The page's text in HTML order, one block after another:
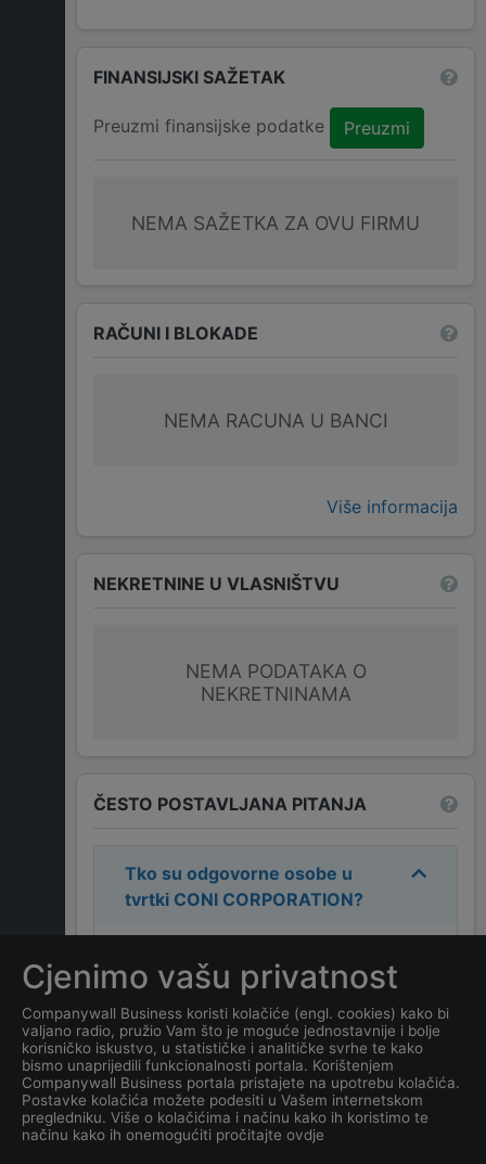
FINANSIJSKI SAŽETAK
Preuzmi finansijske podatke Preuzmi
NEMA SAŽETKA ZA OVU FIRMU
RAČUNI I BLOKADE
NEMA RACUNA U BANCI
Više informacija
NEKRETNINE U VLASNIŠTVU
NEMA PODATAKA O
NEKRETNINAMA
ČESTO POSTAVLJANA PITANJA
Tko su odgovorne osobe u
tvrtki CONI CORPORATION?
MIRELA PAJKOVIĆ .
Koja je adresa tvrtke CONI
CORPORATION?
Koji je datum osnivanja
tvrtkeCONI CORPORATION
Cjenimo vašu privatnost
Companywall Business koristi kolačiće (engl. cookies) kako bi
valjano radio, pružio Vam što je moguće jednostavnije i bolje
korisničko iskustvo, u statističke i analitičke svrhe te kako
bismo unaprijedili funkcionalnosti portala. Korištenjem
Companywall Business portala pristajete na upotrebu kolačića.
Postavke kolačića možete podesiti u Vašem internetskom
pregledniku. Više o kolačićima i načinu kako ih koristimo te
načinu kako ih onemogućiti pročitajte ovdje